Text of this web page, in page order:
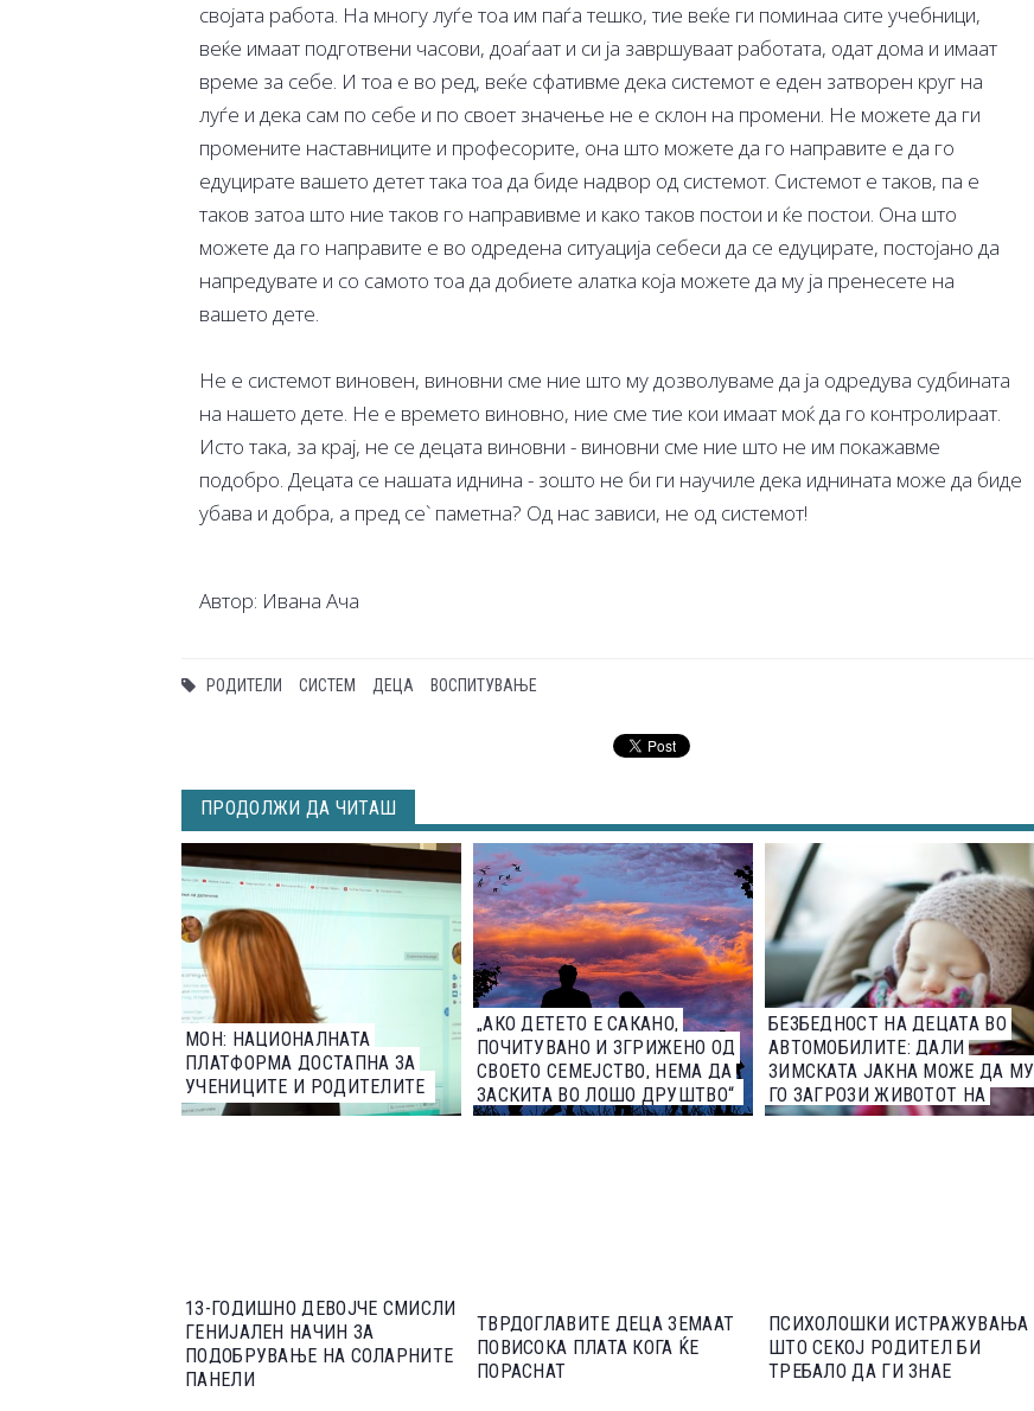
својата работа. На многу луѓе тоа им паѓа тешко, тие веќе ги поминаа сите учебници,
веќе имаат подготвени часови, доаѓаат и си ја завршуваат работата, одат дома и имаат
време за себе. И тоа е во ред, веќе сфативме дека системот е еден затворен круг на
луѓе и дека сам по себе и по своет значење не е склон на промени. Не можете да ги
промените наставниците и професорите, она што можете да го направите е да го
едуцирате вашето детет така тоа да биде надвор од системот. Системот е таков, па е
таков затоа што ние таков го направивме и како таков постои и ќе постои. Она што
можете да го направите е во одредена ситуација себеси да се едуцирате, постојано да
напредувате и со самото тоа да добиете алатка која можете да му ја пренесете на
вашето дете.
Не е системот виновен, виновни сме ние што му дозволуваме да ја одредува судбината
на нашето дете. Не е времето виновно, ние сме тие кои имаат моќ да го контролираат.
Исто така, за крај, не се децата виновни - виновни сме ние што не им покажавме
подобро. Децата се нашата иднина - зошто не би ги научиле дека иднината може да биде
убава и добра, а пред се` паметна? Од нас зависи, не од системот!
Автор: Ивана Ача
РОДИТЕЛИ СИСТЕМ ДЕЦА ВОСПИТУВАЊЕ
ПРОДОЛЖИ ДА ЧИТАШ
МОН: НАЦИОНАЛНАТА
ПЛАТФОРМА ДОСТАПНА ЗА
УЧЕНИЦИТЕ И РОДИТЕЛИТЕ
„АКО ДЕТЕТО Е САКАНО,
ПОЧИТУВАНО И ЗГРИЖЕНО ОД
СВОЕТО СЕМЕЈСТВО, НЕМА ДА
ЗАСКИТА ВО ЛОШО ДРУШТВО“
БЕЗБЕДНОСТ НА ДЕЦАТА ВО
АВТОМОБИЛИТЕ: ДАЛИ
ЗИМСКАТА ЈАКНА МОЖЕ ДА МУ
ГО ЗАГРОЗИ ЖИВОТОТ НА
ДЕТЕТО?
13-ГОДИШНО ДЕВОЈЧЕ СМИСЛИ
ГЕНИЈАЛЕН НАЧИН ЗА
ПОДОБРУВАЊЕ НА СОЛАРНИТЕ
ПАНЕЛИ
ТВРДОГЛАВИТЕ ДЕЦА ЗЕМААТ
ПОВИСОКА ПЛАТА КОГА ЌЕ
ПОРАСНАТ
ПСИХОЛОШКИ ИСТРАЖУВАЊА
ШТО СЕКОЈ РОДИТЕЛ БИ
ТРЕБАЛО ДА ГИ ЗНАЕ